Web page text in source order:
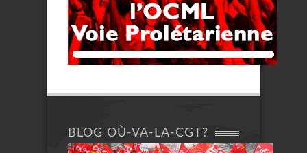
BLOG OÙ-VA-LA-CGT?